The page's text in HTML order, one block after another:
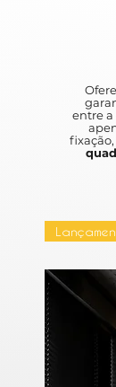
entre a